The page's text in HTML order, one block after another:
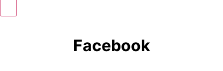
Facebook